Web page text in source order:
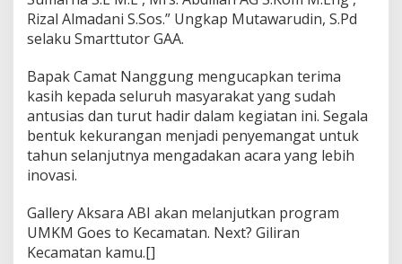
Rizal Almadani S.Sos.” Ungkap Mutawarudin, S.Pd
selaku Smarttutor GAA.
Bapak Camat Nanggung mengucapkan terima
kasih kepada seluruh masyarakat yang sudah
antusias dan turut hadir dalam kegiatan ini. Segala
bentuk kekurangan menjadi penyemangat untuk
tahun selanjutnya mengadakan acara yang lebih
inovasi.
Gallery Aksara ABI akan melanjutkan program
UMKM Goes to Kecamatan. Next? Giliran
Kecamatan kamu.[]